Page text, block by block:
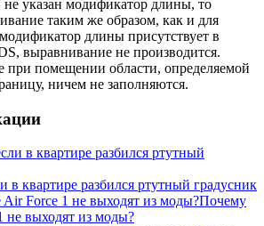
не указан модификатор длины, то
таким же образом, как и для
длины присутствует в
выравнивание не производится.
помещении области, определяемой
ничем не заполняются.
в квартире разбился ртутный градусник
Почему
не выходят из моды?